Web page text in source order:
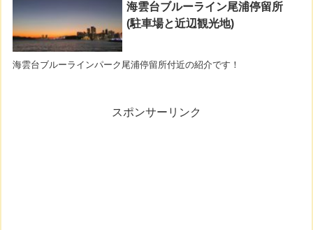
海雲台ブルーライン尾浦停留所
(駐車場と近辺観光地)
海雲台ブルーラインパーク尾浦停留所付近の紹介です！
スポンサーリンク